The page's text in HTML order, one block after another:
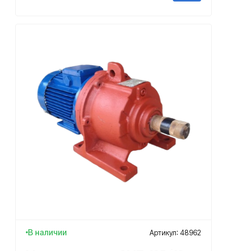
В наличии Артикул: 48962